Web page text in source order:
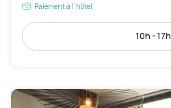
Paiement à l'hôtel
10h - 17h